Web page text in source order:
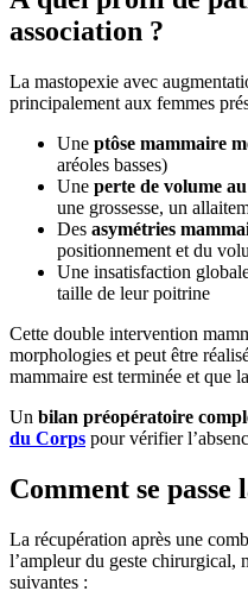
association ?
La mastopexie avec
principalement aux femmes
Une ptôse mammaire
aréoles basses)
Une perte de volume
une grossesse, un
Des asymétries
positionnement et du
Une insatisfaction
taille de leur poitrine
Cette double intervention
morphologies et peut être
mammaire est terminée et que
Un bilan préopératoire
du Corps pour vérifier
Comment se passe
La récupération après une
l’ampleur du geste chirurgical,
suivantes :